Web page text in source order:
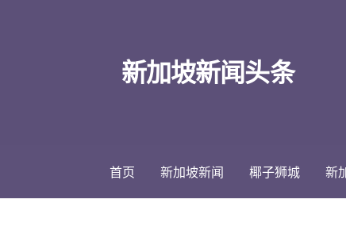
新加坡新闻头条
首页 新加坡新闻 椰子狮城 新